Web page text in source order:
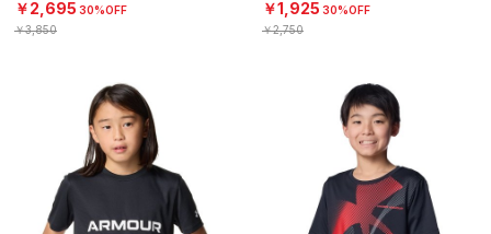
グ/BOYS）
￥2,695 30%OFF
￥3,850
S）
￥1,925 30%OFF
￥2,750